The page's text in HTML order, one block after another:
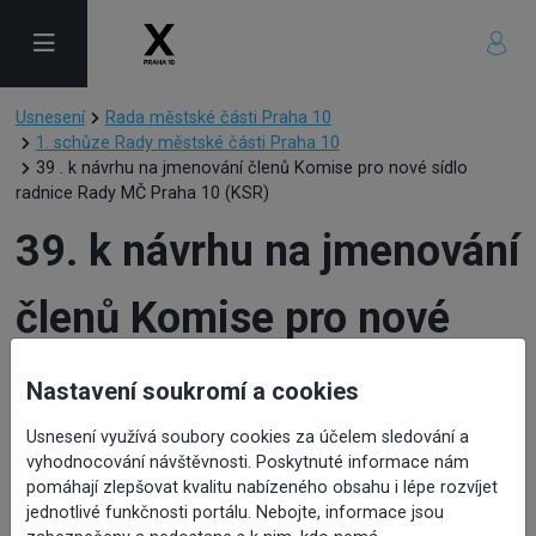
Usnesení
Rada městské části Praha 10
1. schůze Rady městské části Praha 10
39 . k návrhu na jmenování členů Komise pro nové sídlo
radnice Rady MČ Praha 10 (KSR)
39. k návrhu na jmenování
členů Komise pro nové
sídlo radnice Rady MČ
Praha 10 (KSR)
Nastavení soukromí a cookies
Usnesení využívá soubory cookies za účelem sledování a
vyhodnocování návštěvnosti. Poskytnuté informace nám
pomáhají zlepšovat kvalitu nabízeného obsahu i lépe rozvíjet
jednotlivé funkčnosti portálu. Nebojte, informace jsou